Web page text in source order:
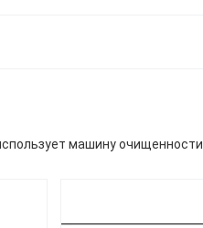
машину очищенности